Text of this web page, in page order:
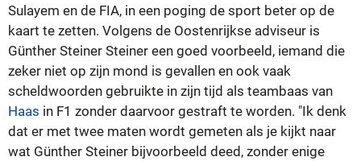
Sulayem en de FIA, in een poging de sport beter op de
kaart te zetten. Volgens de Oostenrijkse adviseur is
Günther Steiner Steiner een goed voorbeeld, iemand die
zeker niet op zijn mond is gevallen en ook vaak
scheldwoorden gebruikte in zijn tijd als teambaas van
Haas in F1 zonder daarvoor gestraft te worden. "Ik denk
dat er met twee maten wordt gemeten als je kijkt naar
wat Günther Steiner bijvoorbeeld deed, zonder enige